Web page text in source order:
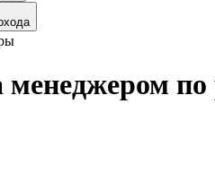
менеджером